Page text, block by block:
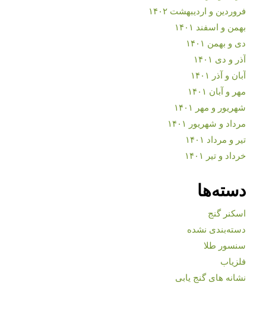
فروردین و اردیبهشت ۱۴۰۲
بهمن و اسفند ۱۴۰۱
دی و بهمن ۱۴۰۱
آذر و دی ۱۴۰۱
آبان و آذر ۱۴۰۱
مهر و آبان ۱۴۰۱
شهریور و مهر ۱۴۰۱
مرداد و شهریور ۱۴۰۱
تیر و مرداد ۱۴۰۱
خرداد و تیر ۱۴۰۱
دسته‌ها
اسکنر گنج
دسته‌بندی نشده
سنسور طلا
فلزیاب
نشانه های گنج یابی